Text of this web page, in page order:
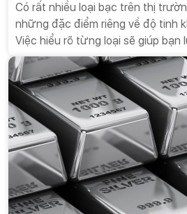
Có rất nhiều loại bạc trên thị
những đặc điểm riêng về độ tinh
Việc hiểu rõ từng loại sẽ giúp
phẩm phù hợp với nhu cầu và